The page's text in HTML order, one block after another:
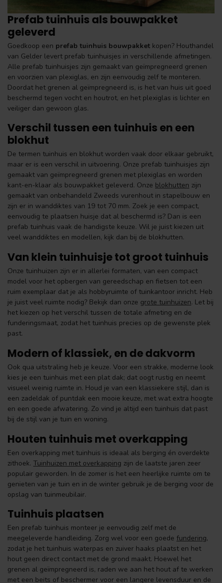
Prefab tuinhuis als bouwpakket
geleverd
Goedkoop een prefab tuinhuis bouwpakket kopen? Houthandel
van Gelder levert prefab tuinhuisjes in verschillende afmetingen.
Alle prefab tuinhuisjes zijn gemaakt van geïmpregneerd grenen
en voorzien van plexiglas, en zijn eenvoudig zelf te monteren.
Doordat het grenen al geïmpregneerd is, is het van huis uit goed
beschermd tegen vocht en houtrot, en het plexiglas is lichter en
veiliger dan gewoon glas.
Verschil tussen een tuinhuis en een
blokhut
De termen tuinhuis en blokhut worden vaak door elkaar gebruikt,
maar er is een verschil in uitvoering. Onze prefab tuinhuisjes zijn
gemaakt van geïmpregneerd grenen met plexiglas en worden
kant-en-klaar als bouwpakket geleverd. Onze blokhutten zijn
gemaakt van onbehandeld Zweeds vurenhout in stapelbouw en
zijn er in wanddiktes van 19 tot 70 mm. Zoek je een compact,
eenvoudig te plaatsen huisje dat al beschermd is? Dan is een
prefab tuinhuis vaak de handigste keuze. Wil je juist kiezen uit
veel wanddiktes en modellen, kijk dan bij de blokhutten.
Van klein tuinhuisje tot groot tuinhuis
Onze tuinhuizen zijn er in allerlei formaten, van een compact
model voor het opbergen van gereedschap en fietsen tot een
ruim exemplaar dat je als hobbyruimte of tuinkantoor inricht. Heb
je juist veel ruimte nodig? Bekijk dan onze grote tuinhuizen. Let bij
het kiezen op het verschil tussen de totale afmeting en de
funderingsmaat, zodat het tuinhuis precies op de gewenste plek
past.
Modern of klassiek, en de dakvorm
Ook qua uitstraling heb je keuze. Voor een strakke, moderne look
kies je een tuinhuis met een plat dak; dat oogt rustig en neemt
visueel weinig ruimte in. Houd je van een klassiekere stijl, dan is
een zadeldak of puntdak een mooie keuze, met wat extra hoogte
en een goede afwatering. Zo vind je altijd een tuinhuis dat past
bij de stijl van je tuin en woning.
Houten tuinhuis met overkapping
Een overkapping met tuinhuis is ideaal als berging én overdekte
zithoek. Tuinhuizen met overkapping zijn de laatste jaren zeer
populair geworden. In de zomer is het een heerlijke ruimte om te
genieten van je tuin en in de winter gebruik je de berging voor de
opslag van tuinmeubilair.
Tuinhuis plaatsen
Een prefab tuinhuis monteer je eenvoudig zelf met de
meegeleverde handleiding. Zorg wel voor een goede fundering,
zodat je het tuinhuis waterpas en zuiver haaks plaatst en het
hout geen direct contact met de grond maakt. Hoewel het
grenen al geïmpregneerd is, raden we aan het hout af te werken
met een beits of beschermer voor een langere levensduur en de